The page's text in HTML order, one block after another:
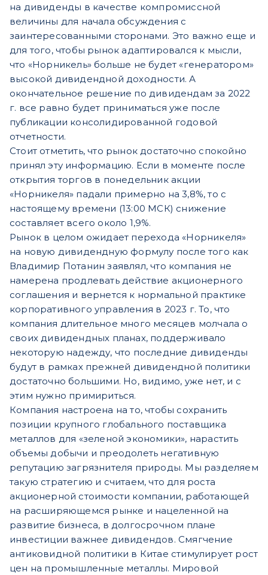
на дивиденды в качестве компромиссной
величины для начала обсуждения с
заинтересованными сторонами. Это важно еще и
для того, чтобы рынок адаптировался к мысли,
что «Норникель» больше не будет «генератором»
высокой дивидендной доходности. А
окончательное решение по дивидендам за 2022
г. все равно будет приниматься уже после
публикации консолидированной годовой
отчетности.
Стоит отметить, что рынок достаточно спокойно
принял эту информацию. Если в моменте после
открытия торгов в понедельник акции
«Норникеля» падали примерно на 3,8%, то с
настоящему времени (13:00 МСК) снижение
составляет всего около 1,9%.
Рынок в целом ожидает перехода «Норникеля»
на новую дивидендную формулу после того как
Владимир Потанин заявлял, что компания не
намерена продлевать действие акционерного
соглашения и вернется к нормальной практике
корпоративного управления в 2023 г. То, что
компания длительное много месяцев молчала о
своих дивидендных планах, поддерживало
некоторую надежду, что последние дивиденды
будут в рамках прежней дивидендной политики
достаточно большими. Но, видимо, уже нет, и с
этим нужно примириться.
Компания настроена на то, чтобы сохранить
позиции крупного глобального поставщика
металлов для «зеленой экономики», нарастить
объемы добычи и преодолеть негативную
репутацию загрязнителя природы. Мы разделяем
такую стратегию и считаем, что для роста
акционерной стоимости компании, работающей
на расширяющемся рынке и нацеленной на
развитие бизнеса, в долгосрочном плане
инвестиции важнее дивидендов. Смягчение
антиковидной политики в Китае стимулирует рост
цен на промышленные металлы. Мировой